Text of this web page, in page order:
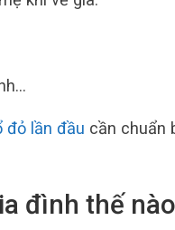
đỏ lần đầu cần chuẩn
đình thế